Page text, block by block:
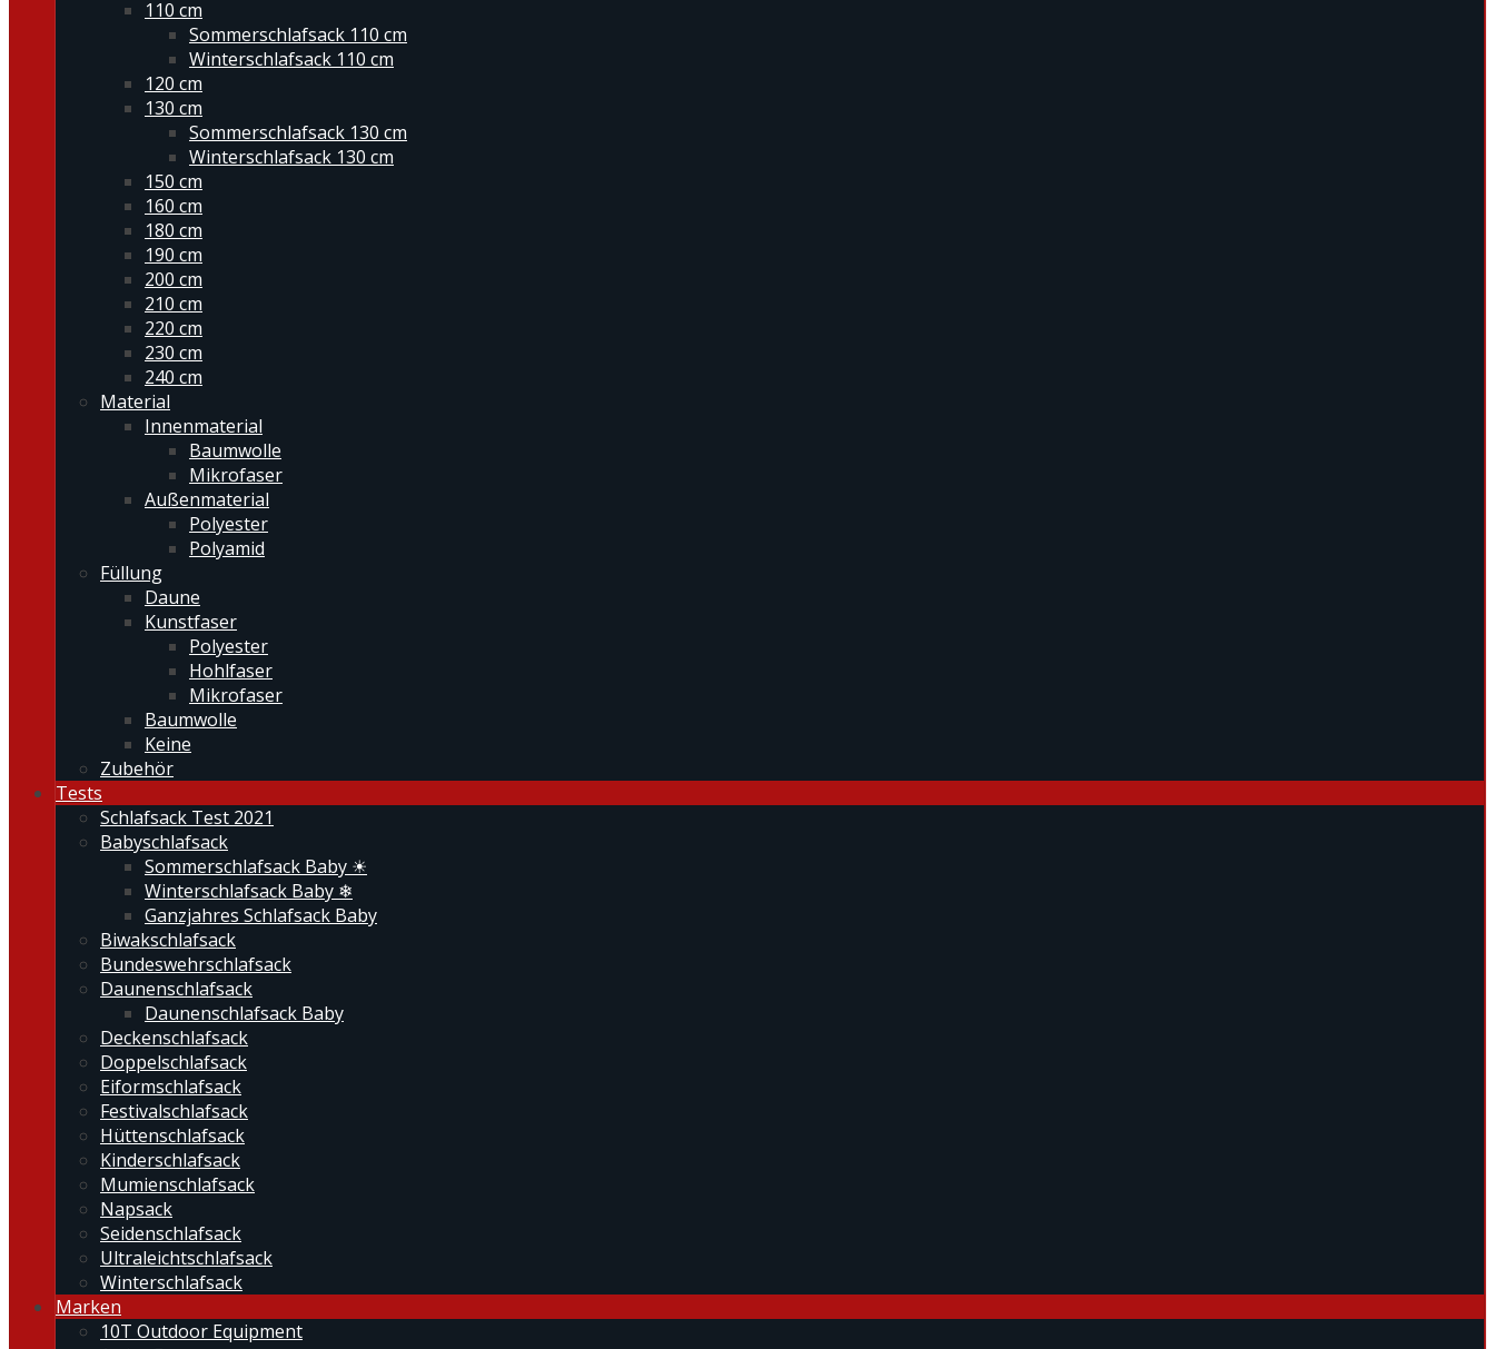
110 cm
Sommerschlafsack 110 cm
Winterschlafsack 110 cm
120 cm
130 cm
Sommerschlafsack 130 cm
Winterschlafsack 130 cm
150 cm
160 cm
180 cm
190 cm
200 cm
210 cm
220 cm
230 cm
240 cm
Material
Innenmaterial
Baumwolle
Mikrofaser
Außenmaterial
Polyester
Polyamid
Füllung
Daune
Kunstfaser
Polyester
Hohlfaser
Mikrofaser
Baumwolle
Keine
Zubehör
Tests
Schlafsack Test 2021
Babyschlafsack
Sommerschlafsack Baby ☀
Winterschlafsack Baby ❄
Ganzjahres Schlafsack Baby
Biwakschlafsack
Bundeswehrschlafsack
Daunenschlafsack
Daunenschlafsack Baby
Deckenschlafsack
Doppelschlafsack
Eiformschlafsack
Festivalschlafsack
Hüttenschlafsack
Kinderschlafsack
Mumienschlafsack
Napsack
Seidenschlafsack
Ultraleichtschlafsack
Winterschlafsack
Marken
10T Outdoor Equipment